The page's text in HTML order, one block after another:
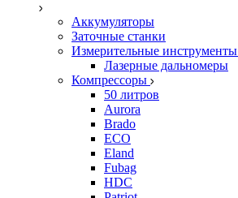
Аккумуляторы
Заточные станки
Измерительные инструменты
Лазерные дальномеры
Компрессоры
50 литров
Aurora
Brado
ECO
Eland
Fubag
HDC